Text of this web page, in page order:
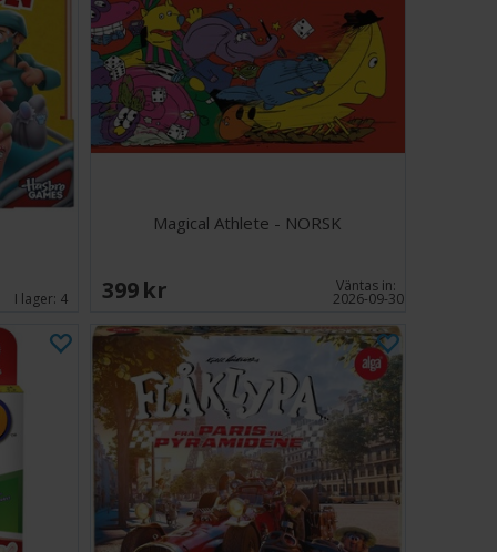
gör rörelse spännande och lekfullt, samtidigt som
hålla sig aktiva och engagerade. Perfekt för familjer,
barn, och kombinerar lärande, träning och
glad spelupplevelse.
I lager: 4
Magical Athlete - NORSK
399 SEK Väntas in:
2026-09-30